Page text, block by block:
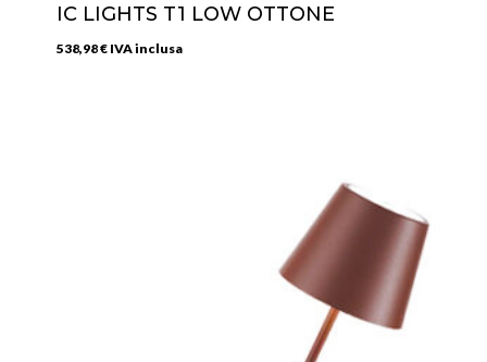
IC LIGHTS T1 LOW OTTONE
538,98€ IVA inclusa